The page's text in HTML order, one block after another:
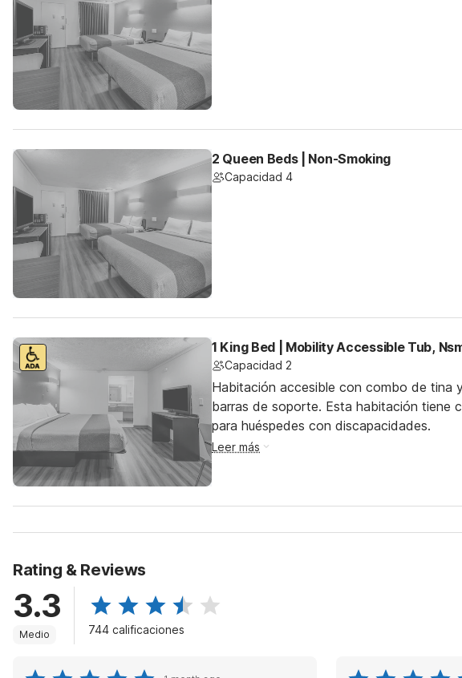
2 Queen Beds | Non-Smoking
Capacidad 4
1 King Bed | Mobility Accessible Tub,
Capacidad 2
Habitación accesible con combo de tina
barras de soporte. Esta habitación tiene
para huéspedes con discapacidades.
Leer más
Rating & Reviews
3.3
Medio 744 calificaciones